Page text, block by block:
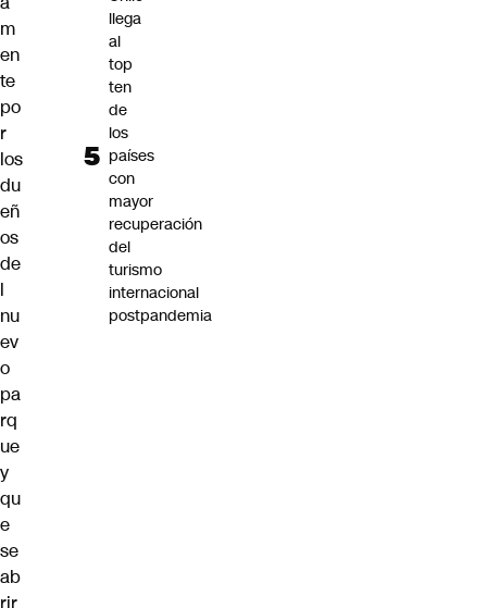
m
en
te
po
r
los
du
eñ
os
de
l
nu
ev
o
pa
rq
ue
y
qu
e
se
ab
rir
llega
al
top
ten
de
los
países
con
mayor
recuperación
del
turismo
internacional
postpandemia